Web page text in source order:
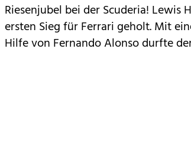
Riesenjubel bei der Scuderia! Lewis
ersten Sieg für Ferrari geholt. Mit
Hilfe von Fernando Alonso durfte